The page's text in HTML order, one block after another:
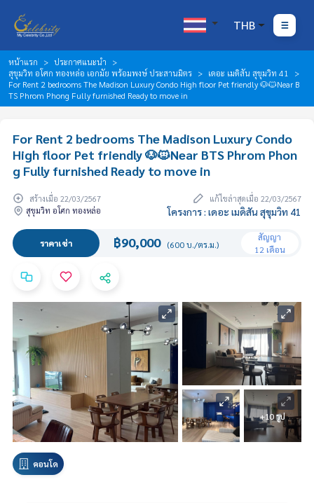
THB
หน้าแรก
ประกาศแนะนำ
สุขุมวิท อโศก ทองหล่อ เอกมัย พร้อมพงษ์ ประสานมิตร
เดอะ เมดิสัน สุขุมวิท 41
For Rent 2 bedrooms The Madison Luxury Condo High floor Pet friendly 🐶🐱Near B
TS Phrom Phong Fully furnished Ready to move in
For Rent 2 bedrooms The Madison Luxury Condo
High floor Pet friendly 🐶🐱Near BTS Phrom Phon
g Fully furnished Ready to move in
สร้างเมื่อ 22/03/2567
แก้ไขล่าสุดเมื่อ 22/03/2567
สุขุมวิท อโศก ทองหล่อ
โครงการ : เดอะ เมดิสัน สุขุมวิท 41
ราคาเช่า ฿90,000 (600 บ./ตร.ม.)
สัญญา
12 เดือน
+10 รูป
คอนโด